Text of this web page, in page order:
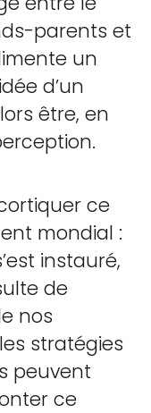
parents et
un
d’un
être, en
ce
mondial :
instauré,
de
nos
stratégies
peuvent
ce